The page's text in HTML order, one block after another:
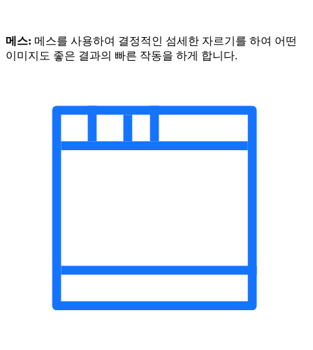
메스: 메스를 사용하여 결정적인 섬세한 자르기를 하여 어떤
이미지도 좋은 결과의 빠른 작동을 하게 합니다.